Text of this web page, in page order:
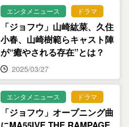
エンタメニュース ドラマ
「ジョフウ」山崎紘菜、久住
小春、山崎樹範らキャスト陣
が“癒やされる存在”とは？
2025/03/27
エンタメニュース ドラマ
「ジョフウ」オープニング曲